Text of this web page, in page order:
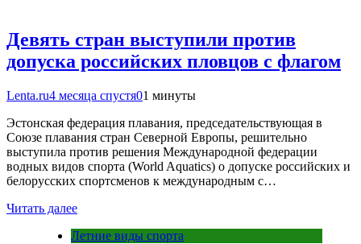
Девять стран выступили против
допуска российских пловцов с флагом
Lenta.ru4 месяца спустя01 минуты
Эстонская федерация плавания, председательствующая в
Союзе плавания стран Северной Европы, решительно
выступила против решения Международной федерации
водных видов спорта (World Aquatics) о допуске российских и
белорусских спортсменов к международным с…
Читать далее
Летние виды спорта